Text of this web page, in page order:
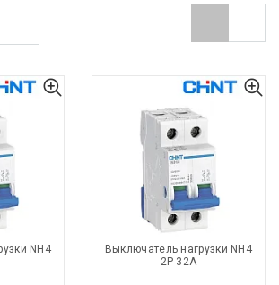
NH4
Выключатель нагрузки NH4
2P 32A